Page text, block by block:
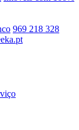
969 218 328